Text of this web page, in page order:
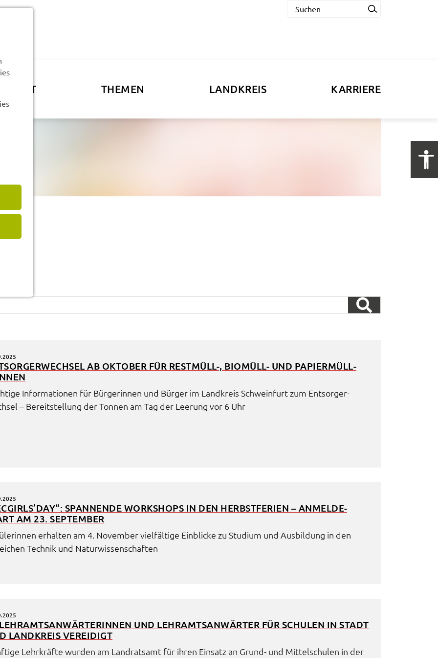
THEMEN LANDKREIS KARRIERE
AB OKTO­BER FÜR REST­MÜLL-, BIOMÜLL- UND PAPIER­MÜLL­
Infor­ma­tio­nen für Bürge­rin­nen und Bürger im Land­kreis Schwein­furt zum Entsor­ger­
– Bereit­stel­lung der Tonnen am Tag der Leerung vor 6 Uhr
SPAN­NEN­DE WORK­SHOPS IN DEN HERBST­FE­RI­EN – ANMEL­DE­
AM 23. SEPTEM­BER
erhal­ten am 4. Novem­ber viel­fäl­ti­ge Einbli­cke zu Studi­um und Ausbil­dung in den
Tech­nik und Natur­wis­sen­schaf­ten
UND LEHR­AMTS­AN­WÄR­TER FÜR SCHU­LEN IN STADT
LAND­KREIS VEREI­DIGT
Lehr­kräf­te wurden am Land­rats­amt für ihren Einsatz an Grund- und Mittel­schu­len in der